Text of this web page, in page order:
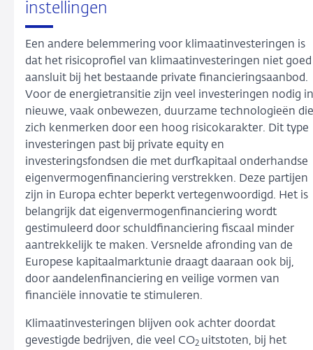
instellingen
Een andere belemmering voor klimaatinvesteringen is
dat het risicoprofiel van klimaatinvesteringen niet goed
aansluit bij het bestaande private financieringsaanbod.
Voor de energietransitie zijn veel investeringen nodig in
nieuwe, vaak onbewezen, duurzame technologieën die
zich kenmerken door een hoog risicokarakter. Dit type
investeringen past bij private equity en
investeringsfondsen die met durfkapitaal onderhandse
eigenvermogenfinanciering verstrekken. Deze partijen
zijn in Europa echter beperkt vertegenwoordigd. Het is
belangrijk dat eigenvermogenfinanciering wordt
gestimuleerd door schuldfinanciering fiscaal minder
aantrekkelijk te maken. Versnelde afronding van de
Europese kapitaalmarktunie draagt daaraan ook bij,
door aandelenfinanciering en veilige vormen van
financiële innovatie te stimuleren.
Klimaatinvesteringen blijven ook achter doordat
gevestigde bedrijven, die veel CO2 uitstoten, bij het